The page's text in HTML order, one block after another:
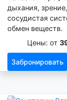
дыхания,
сосудистая
обмен веществ.
Цены: от
Забронировать